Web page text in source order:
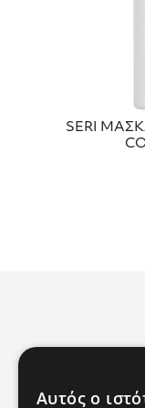
SERI
Χρήσιμοι
Αυτός ο